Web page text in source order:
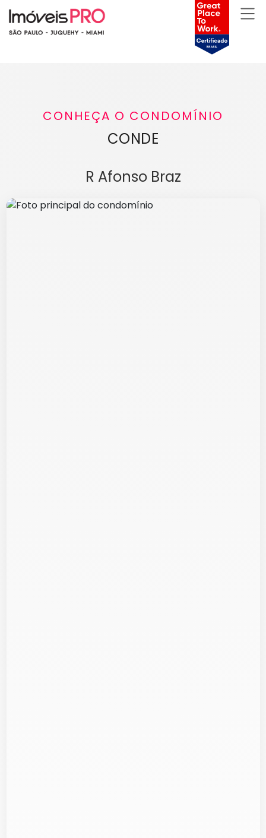
CONHEÇA O CONDOMÍNIO
CONDE
R Afonso Braz